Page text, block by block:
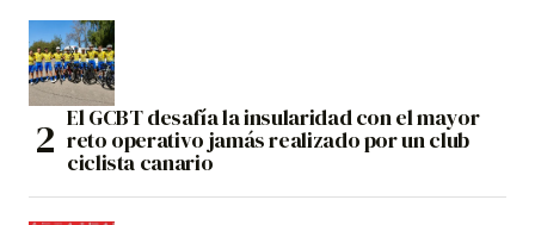
El GCBT desafía la insularidad con el mayor
reto operativo jamás realizado por un club
ciclista canario